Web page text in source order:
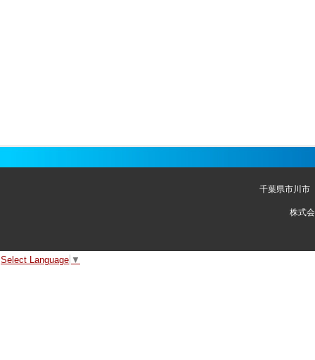
千葉県市川市
株式
Select Language ▼